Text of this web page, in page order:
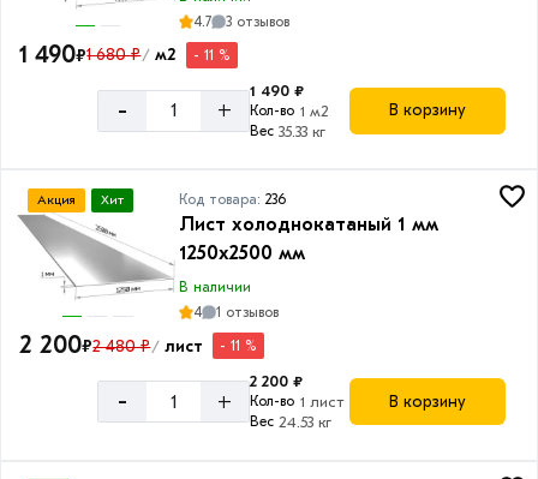
4.7
3 отзывов
1 490₽1 680 ₽/ м2 - 11 %
- +
1 490 ₽
Кол-во 1 м2
Вес 35.33 кг
В корзину
Акция Хит Код товара:236
Лист холоднокатаный 1 мм
1250х2500 мм
В наличии
4
1 отзывов
2 200₽2 480 ₽/ лист - 11 %
- +
2 200 ₽
Кол-во 1 лист
Вес 24.53 кг
В корзину